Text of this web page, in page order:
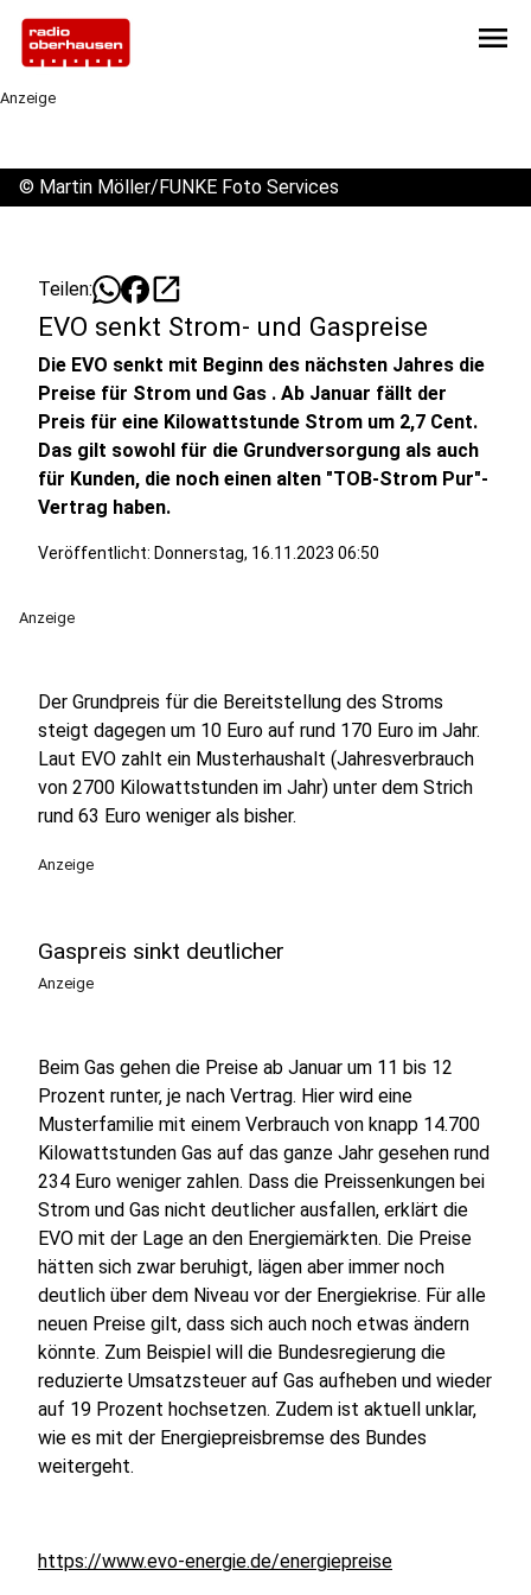
menu
Anzeige
© Martin Möller/FUNKE Foto Services
Teilen: open_in_new
EVO senkt Strom- und Gaspreise
Die EVO senkt mit Beginn des nächsten Jahres die
Preise für Strom und Gas . Ab Januar fällt der
Preis für eine Kilowattstunde Strom um 2,7 Cent.
Das gilt sowohl für die Grundversorgung als auch
für Kunden, die noch einen alten "TOB-Strom Pur"-
Vertrag haben.
Veröffentlicht: Donnerstag, 16.11.2023 06:50
Anzeige
Der Grundpreis für die Bereitstellung des Stroms
steigt dagegen um 10 Euro auf rund 170 Euro im Jahr.
Laut EVO zahlt ein Musterhaushalt (Jahresverbrauch
von 2700 Kilowattstunden im Jahr) unter dem Strich
rund 63 Euro weniger als bisher.
Anzeige
Gaspreis sinkt deutlicher
Anzeige
Beim Gas gehen die Preise ab Januar um 11 bis 12
Prozent runter, je nach Vertrag. Hier wird eine
Musterfamilie mit einem Verbrauch von knapp 14.700
Kilowattstunden Gas auf das ganze Jahr gesehen rund
234 Euro weniger zahlen. Dass die Preissenkungen bei
Strom und Gas nicht deutlicher ausfallen, erklärt die
EVO mit der Lage an den Energiemärkten. Die Preise
hätten sich zwar beruhigt, lägen aber immer noch
deutlich über dem Niveau vor der Energiekrise. Für alle
neuen Preise gilt, dass sich auch noch etwas ändern
könnte. Zum Beispiel will die Bundesregierung die
reduzierte Umsatzsteuer auf Gas aufheben und wieder
auf 19 Prozent hochsetzen. Zudem ist aktuell unklar,
wie es mit der Energiepreisbremse des Bundes
weitergeht.
https://www.evo-energie.de/energiepreise